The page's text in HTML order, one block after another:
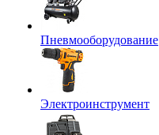
Пневмооборудование
Электроинструмент